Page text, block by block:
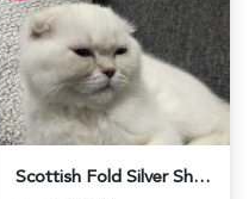
Scottish Fold Silver Shorthair - 118983116